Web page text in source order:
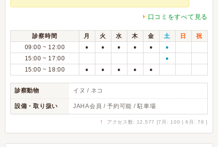
口コミをすべて見る
診察時間 月 火 水 木 金 土 日
祝
09:00 ~ 12:00
● ● ● ● ● ●
15:00 ~ 17:00 ●
15:00 ~ 18:00 ● ● ● ● ●
診察動物 イヌ / ネコ
設備・取り扱い JAHA会員 / 予約可能 / 駐車場
↑ アクセス数: 12,577 [7月: 100 | 6月: 78 ]